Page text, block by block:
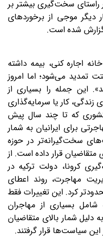
سخت‌گیری بیشتر بر
دیگر‌ موجی از برخوردهای
گزارش شده است.
اجاره کنی، بیمه داشته
تمدید می‌شود؛ اما امروز
این جمله را بسیاری از
زندگی، کار یا سرمایه‌گذاری
کشوری که تا چند سال پیش
برای ایرانیان به شمار
سخت‌گیرانه‌تر در حوزه
قرار داده است. از
کرونا، دولت ترکیه در
مهاجرت، روند اعطای
کرد. این تغییرات فقط
شامل بسیاری از مهاجران
دلیل شمار بالای متقاضیان
سیاست‌ها قرار گرفتند.